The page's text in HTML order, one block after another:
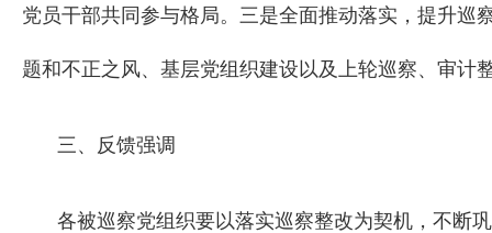
党员干部共同参与格局。三是全面推动落实，提升巡
题和不正之风、基层党组织建设以及上轮巡察、审计
三、反馈强调
各被巡察党组织要以落实巡察整改为契机，不断